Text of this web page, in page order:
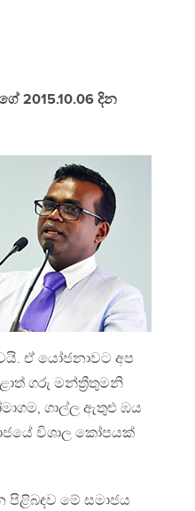
2015.10.06 දින
ඒ යෝජනාවට අප
ගරු මන්ත්‍රීතුමනි
ගාල්ල ඇතුළු ඹය
විශාල කෝපයක්
මේ සමාජය